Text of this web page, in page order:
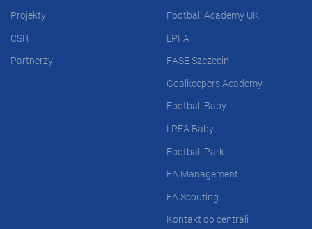
Projekty
CSR
Partnerzy
Football Academy UK
LPFA
FASE Szczecin
Goalkeepers Academy
Football Baby
LPFA Baby
Football Park
FA Management
FA Scouting
Kontakt do centrali